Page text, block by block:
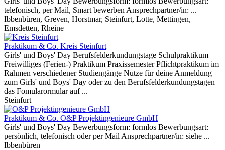
telefonisch, per Mail, Smart bewerben Ansprechpartner/in: ...
Ibbenbüren, Greven, Horstmar, Steinfurt, Lotte, Mettingen,
Emsdetten, Rheine
Praktikum & Co. Kreis Steinfurt
Girls' und Boys' Day Berufsfelderkundungstage Schulpraktikum
Freiwilliges (Ferien-) Praktikum Praxissemester Pflichtpraktikum im
Rahmen verschiedener Studiengänge Nutze für deine Anmeldung
zum Girls' und Boys' Day oder zu den Berufsfelderkundungstagen
das Fomularormular auf ...
Steinfurt
Praktikum & Co. O&P Projektingenieure GmbH
Girls' und Boys' Day Bewerbungsform: formlos Bewerbungsart:
persönlich, telefonisch oder per Mail Ansprechpartner/in: siehe ...
Ibbenbüren